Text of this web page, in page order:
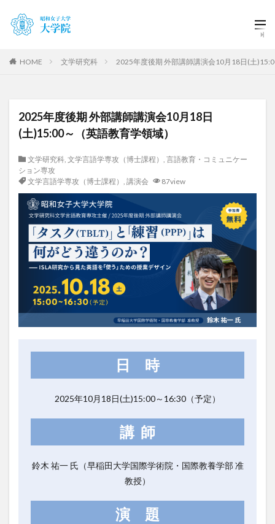
HOME 文学研究科 2025年度後期 外部講師講演会10月18日(土
2025年度後期 外部講師講演会10月18日
(土)15:00～（英語教育学領域）
文学研究科, 文学言語学専攻（博士課程） , 言語教育・コミュニケー
ション専攻
文学言語学専攻（博士課程） , 講演会 87view
日 時
2025年10月18日(土)15:00～16:30（予定）
講 師
鈴木 祐一 氏（早稲田大学国際学術院・国際教養学部 准
教授）
演 題